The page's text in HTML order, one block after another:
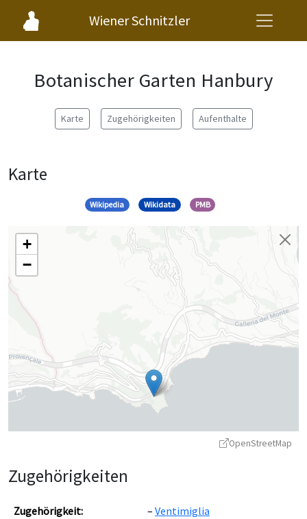
Wiener Schnitzler
Botanischer Garten Hanbury
Karte Zugehörigkeiten Aufenthalte
Karte
Wikipedia Wikidata PMB
+
−
OpenStreetMap
Zugehörigkeiten
Zugehörigkeit:
Ventimiglia